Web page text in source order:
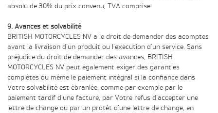
absolu de 30% du prix convenu, TVA comprise.
9. Avances et solvabilité
BRITISH MOTORCYCLES NV a le droit de demander des acomptes
avant la livraison d'un produit ou l'exécution d'un service. Sans
préjudice du droit de demander des avances, BRITISH
MOTORCYCLES NV peut également exiger des garanties
complètes ou même le paiement intégral si la confiance dans
Votre solvabilité est ébranlée, comme par exemple par le
paiement tardif d'une facture, par Votre refus d'accepter une
lettre de change ou par un protêt d'une lettre de change, en